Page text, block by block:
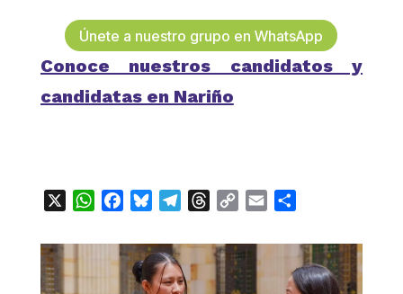
Únete a nuestro grupo en WhatsApp
Conoce nuestros candidatos y
candidatas en Nariño
WhatsApp
FacebookBlueskyTelegramThreads
Copy Email